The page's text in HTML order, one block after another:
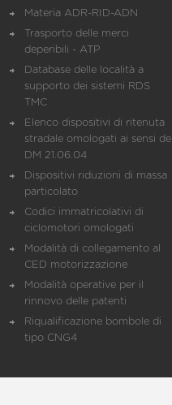
Materia ADR-RID-ADN
Trasporto delle merci
deperibili - ATP
Database delle località a
supporto dei sistemi RDS
TMC
Elenco dispositivi di ritenuta
stradale omologati ai sensi del
DM 21.06.04
Dispositivi riduzioni di massa
particolato
Codici immatricolativi di
ciclomotori omologati
Modalità di collegamento al
CED motorizzazione
Modalità operative per il
rinnovo delle patenti
Riqualificazione bombole di
tipo CNG4